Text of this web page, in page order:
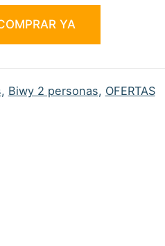
YA
, Biwy 2 personas, OFERTAS